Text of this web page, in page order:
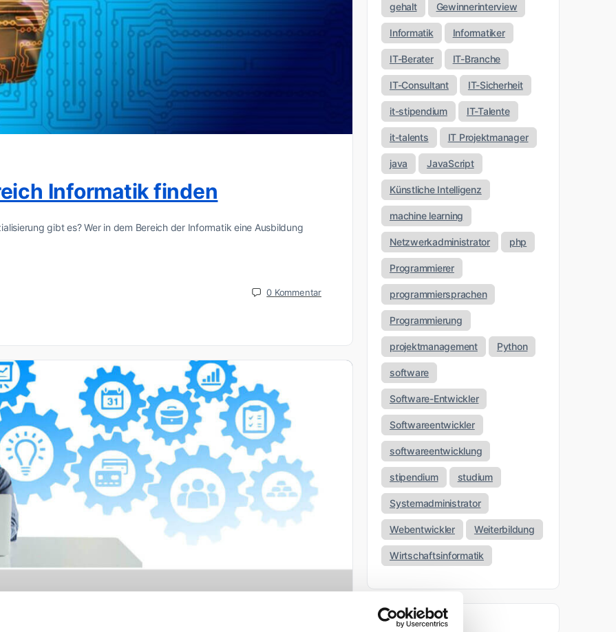
Informatik finden
gibt es? Wer in dem Bereich der Informatik eine Ausbildung
0 Kommentar
gehalt Gewinnerinterview
Informatik Informatiker
IT-Berater IT-Branche
IT-Consultant IT-Sicherheit
it-stipendium IT-Talente
it-talents IT Projektmanager
java JavaScript
Künstliche Intelligenz
machine learning
Netzwerkadministrator php
Programmierer
programmiersprachen
Programmierung
projektmanagement Python
software
Software-Entwickler
Softwareentwickler
softwareentwicklung
stipendium studium
Systemadministrator
Webentwickler Weiterbildung
Wirtschaftsinformatik